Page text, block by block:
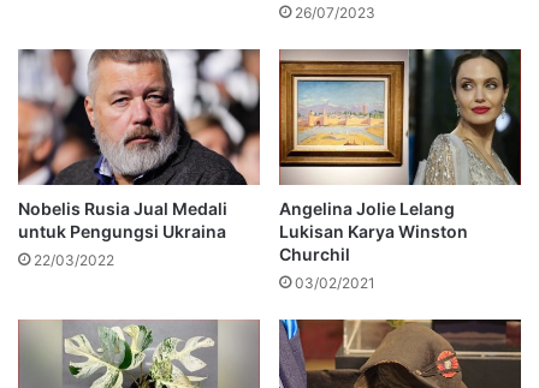
26/07/2023
Nobelis Rusia Jual Medali
untuk Pengungsi Ukraina
22/03/2022
Angelina Jolie Lelang
Lukisan Karya Winston
Churchil
03/02/2021